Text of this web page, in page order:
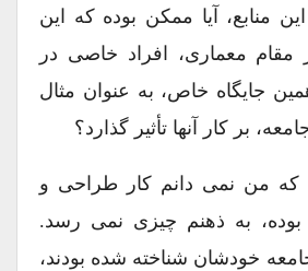
منابع، آیا ممکن بوده که این
مقام معماری، افراد خاصی در
جایگاه خاص، به عنوان مثال
بر کار آنها تأثیر گذارد؟
من نمی دانم کار طراحی و
به ذهنم چیزی نمی رسد.
خودشان شناخته شده بودند،